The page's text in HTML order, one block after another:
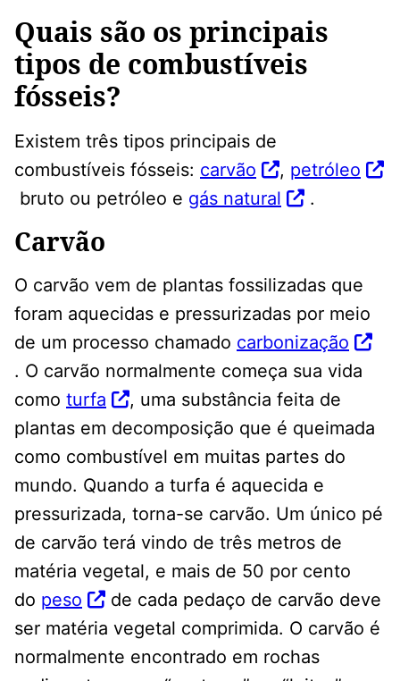
Quais são os principais
tipos de combustíveis
fósseis?
Existem três tipos principais de
combustíveis fósseis: carvão , petróleo
bruto ou petróleo e gás natural .
Carvão
O carvão vem de plantas fossilizadas que
foram aquecidas e pressurizadas por meio
de um processo chamado carbonização
. O carvão normalmente começa sua vida
como turfa
, uma substância feita de
plantas em decomposição que é queimada
como combustível em muitas partes do
mundo. Quando a turfa é aquecida e
pressurizada, torna-se carvão. Um único pé
de carvão terá vindo de três metros de
matéria vegetal, e mais de 50 por cento
do peso
de cada pedaço de carvão deve
ser matéria vegetal comprimida. O carvão é
normalmente encontrado em rochas